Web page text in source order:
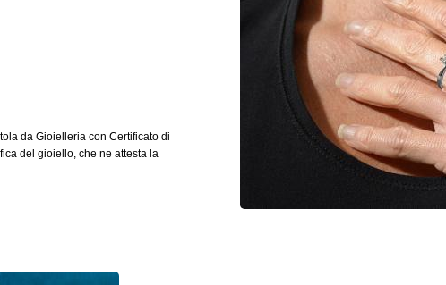
da Gioielleria con Certificato di
del gioiello, che ne attesta la